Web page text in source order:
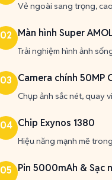
Vẻ ngoài sang trọng,
02 Màn hình Super
Trải nghiệm hình ảnh
03 Camera chính 50MP
Chụp ảnh sắc nét, quay
04 Chip Exynos 1380
Hiệu năng mạnh mẽ
05 Pin 5000mAh & Sạc